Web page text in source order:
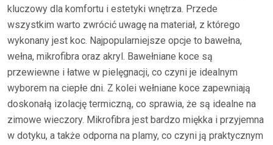
kluczowy dla komfortu i estetyki wnętrza. Przede
wszystkim warto zwrócić uwagę na materiał, z którego
wykonany jest koc. Najpopularniejsze opcje to bawełna,
wełna, mikrofibra oraz akryl. Bawełniane koce są
przewiewne i łatwe w pielęgnacji, co czyni je idealnym
wyborem na ciepłe dni. Z kolei wełniane koce zapewniają
doskonałą izolację termiczną, co sprawia, że są idealne na
zimowe wieczory. Mikrofibra jest bardzo miękka i przyjemna
w dotyku, a także odporna na plamy, co czyni ją praktycznym